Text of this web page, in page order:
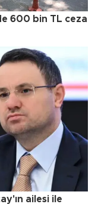
600 bin TL ceza
ailesi ile